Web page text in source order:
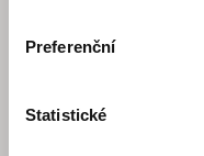
Preferenční
Statistické